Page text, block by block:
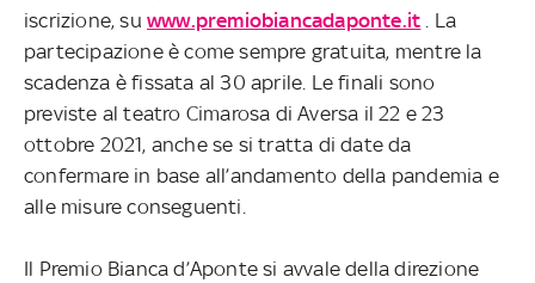
iscrizione, su www.premiobiancadaponte.it . La
partecipazione è come sempre gratuita, mentre la
scadenza è fissata al 30 aprile. Le finali sono
previste al teatro Cimarosa di Aversa il 22 e 23
ottobre 2021, anche se si tratta di date da
confermare in base all’andamento della pandemia e
alle misure conseguenti.
Il Premio Bianca d’Aponte si avvale della direzione